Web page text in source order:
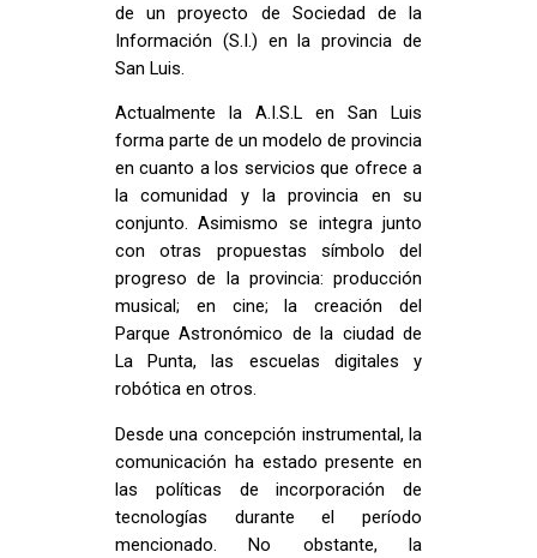
de un proyecto de Sociedad de la
Información (S.I.) en la provincia de
San Luis.
Actualmente la A.I.S.L en San Luis
forma parte de un modelo de provincia
en cuanto a los servicios que ofrece a
la comunidad y la provincia en su
conjunto. Asimismo se integra junto
con otras propuestas símbolo del
progreso de la provincia: producción
musical; en cine; la creación del
Parque Astronómico de la ciudad de
La Punta, las escuelas digitales y
robótica en otros.
Desde una concepción instrumental, la
comunicación ha estado presente en
las políticas de incorporación de
tecnologías durante el período
mencionado. No obstante, la